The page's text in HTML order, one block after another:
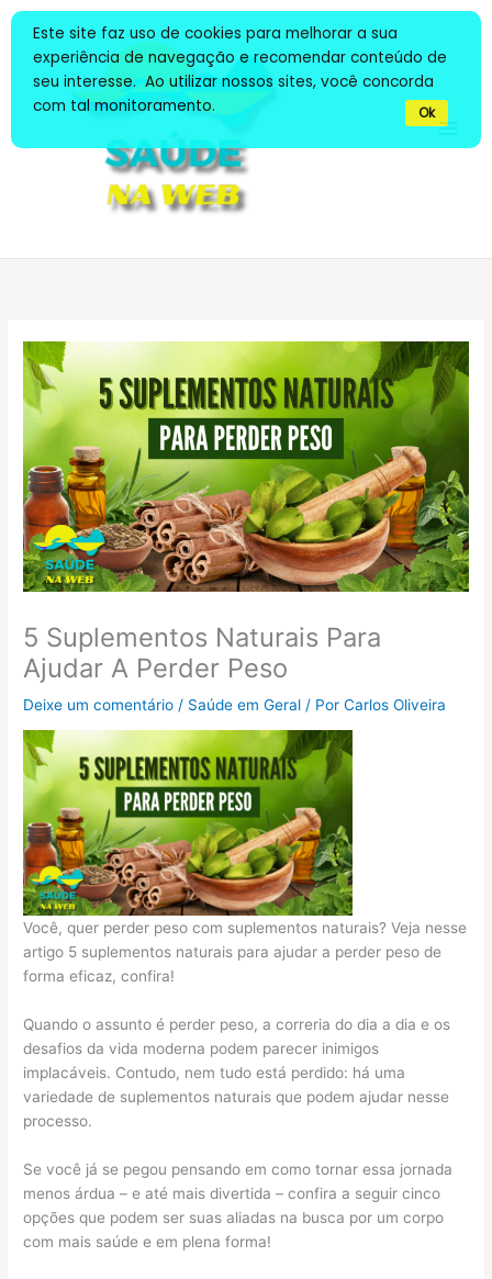
conteúdo
5 Suplementos Naturais Para
Ajudar A Perder Peso
Deixe um comentário / Saúde em Geral / PorCarlos Oliveira
Você, quer perder peso com suplementos naturais? Veja nesse
artigo 5 suplementos naturais para ajudar a perder peso de
forma eficaz, confira!
Quando o assunto é perder peso, a correria do dia a dia e os
desafios da vida moderna podem parecer inimigos
implacáveis. Contudo, nem tudo está perdido: há uma
variedade de suplementos naturais que podem ajudar nesse
processo.
Se você já se pegou pensando em como tornar essa jornada
menos árdua – e até mais divertida – confira a seguir cinco
opções que podem ser suas aliadas na busca por um corpo
com mais saúde e em plena forma!
Este site faz uso de cookies para melhorar a sua
experiência de navegação e recomendar conteúdo de
seu interesse. Ao utilizar nossos sites, você concorda
com tal monitoramento.
Ok